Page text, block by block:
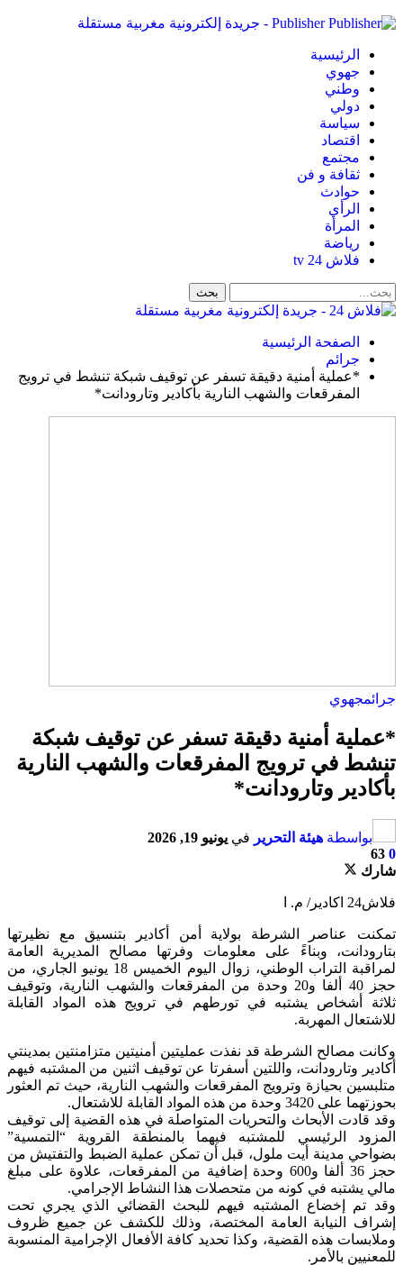
Publisher - جريدة إلكترونية مغربية مستقلة
الرئيسية
جهوي
وطني
دولي
سياسة
اقتصاد
مجتمع
ثقافة و فن
حوادث
الرأي
المرأة
رياضة
فلاش 24 tv
الصفحة الرئيسية
جرائم
*عملية أمنية دقيقة تسفر عن توقيف شبكة تنشط في ترويج
المفرقعات والشهب النارية بأكادير وتارودانت*
جرائمجهوي
*عملية أمنية دقيقة تسفر عن توقيف شبكة
تنشط في ترويج المفرقعات والشهب النارية
بأكادير وتارودانت*
بواسطة هيئة التحرير في يونيو 19, 2026
0
63
شارك
فلاش24 اكادير/ م. ا
تمكنت عناصر الشرطة بولاية أمن أكادير بتنسيق مع نظيرتها
بتارودانت، وبناءً على معلومات وفرتها مصالح المديرية العامة
لمراقبة التراب الوطني، زوال اليوم الخميس 18 يونيو الجاري، من
حجز 40 ألفا و20 وحدة من المفرقعات والشهب النارية، وتوقيف
ثلاثة أشخاص يشتبه في تورطهم في ترويج هذه المواد القابلة
للاشتعال المهربة.
وكانت مصالح الشرطة قد نفذت عمليتين أمنيتين متزامنتين بمدينتي
أكادير وتارودانت، واللتين أسفرتا عن توقيف اثنين من المشتبه فيهم
متلبسين بحيازة وترويج المفرقعات والشهب النارية، حيث تم العثور
بحوزتهما على 3420 وحدة من هذه المواد القابلة للاشتعال.
وقد قادت الأبحاث والتحريات المتواصلة في هذه القضية إلى توقيف
المزود الرئيسي للمشتبه فيهما بالمنطقة القروية “التمسية”
بضواحي مدينة أيت ملول، قبل أن تمكن عملية الضبط والتفتيش من
حجز 36 ألفا و600 وحدة إضافية من المفرقعات، علاوة على مبلغ
مالي يشتبه في كونه من متحصلات هذا النشاط الإجرامي.
وقد تم إخضاع المشتبه فيهم للبحث القضائي الذي يجري تحت
إشراف النيابة العامة المختصة، وذلك للكشف عن جميع ظروف
وملابسات هذه القضية، وكذا تحديد كافة الأفعال الإجرامية المنسوبة
للمعنيين بالأمر.